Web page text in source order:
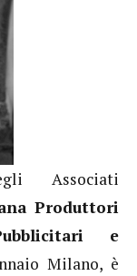
Associati
Produttori
e
Milano, è